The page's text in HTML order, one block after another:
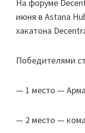
На форуме
июня в Astana
хакатона
Победителями
— 1 место —
— 2 место —